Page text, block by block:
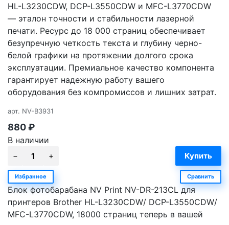
HL-L3230CDW, DCP-L3550CDW и MFC-L3770CDW
— эталон точности и стабильности лазерной
печати. Ресурс до 18 000 страниц обеспечивает
безупречную четкость текста и глубину черно-
белой графики на протяжении долгого срока
эксплуатации. Премиальное качество компонента
гарантирует надежную работу вашего
оборудования без компромиссов и лишних затрат.
арт. NV-B3931
880₽
В наличии
Избранное Сравнить
Блок фотобарабана NV Print NV-DR-213CL для
принтеров Brother HL-L3230CDW/ DCP-L3550CDW/
MFC-L3770CDW, 18000 страниц теперь в вашей